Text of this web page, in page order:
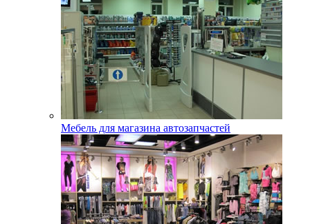
Мебель для магазина автозапчастей